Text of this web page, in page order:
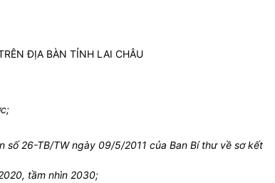
ĐỊA BÀN TỈNH LAI CHÂU
số 26-TB/TW ngày 09/5/2011 của Ban Bí thư về sơ kết
tầm nhìn 2030;